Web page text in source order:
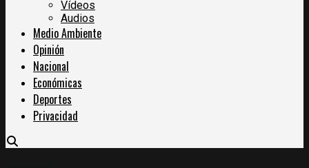
Vídeos
Audios
Medio Ambiente
Opinión
Nacional
Económicas
Deportes
Privacidad